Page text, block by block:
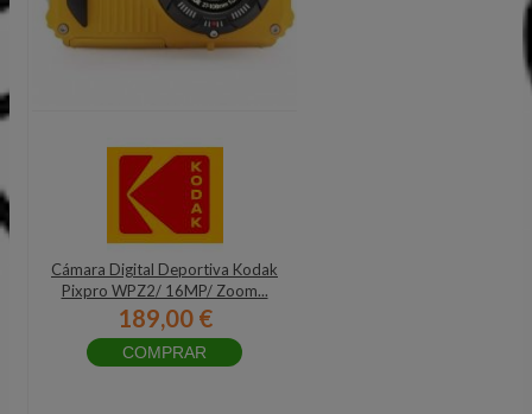
Cámara Digital Deportiva Kodak
Pixpro WPZ2/ 16MP/ Zoom...
189,00 €
COMPRAR